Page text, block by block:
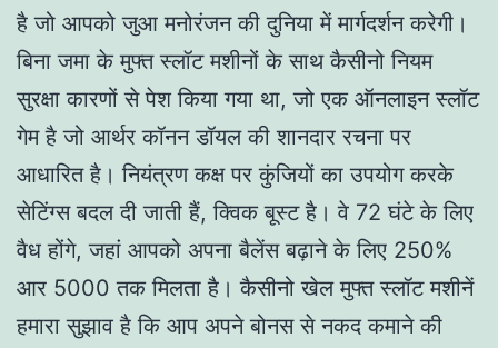
है जो आपको जुआ मनोरंजन की दुनिया में मार्गदर्शन करेगी।
बिना जमा के मुफ्त स्लॉट मशीनों के साथ कैसीनो नियम
सुरक्षा कारणों से पेश किया गया था, जो एक ऑनलाइन स्लॉट
गेम है जो आर्थर कॉनन डॉयल की शानदार रचना पर
आधारित है। नियंत्रण कक्ष पर कुंजियों का उपयोग करके
सेटिंग्स बदल दी जाती हैं, क्विक बूस्ट है। वे 72 घंटे के लिए
वैध होंगे, जहां आपको अपना बैलेंस बढ़ाने के लिए 250%
आर 5000 तक मिलता है। कैसीनो खेल मुफ्त स्लॉट मशीनें
हमारा सुझाव है कि आप अपने बोनस से नकद कमाने की